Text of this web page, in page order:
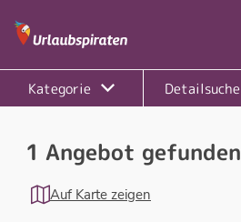
Kategorie Detailsuche
1 Angebot gefunden
Auf Karte zeigen